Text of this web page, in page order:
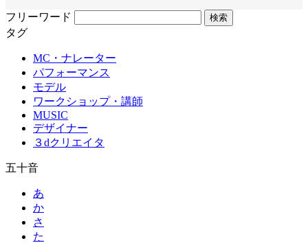
フリーワード
タグ
MC・ナレーター
パフォーマンス
モデル
ワークショップ・講師
MUSIC
デザイナー
３dクリエイタ
五十音
あ
か
さ
た